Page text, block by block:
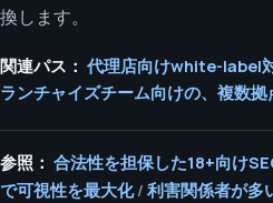
換します。
関連パス： 代理店向けwhite-label
ランチャイズチーム向けの、複数
参照： 合法性を担保した18+向け
で可視性を最大化/ 利害関係者が多